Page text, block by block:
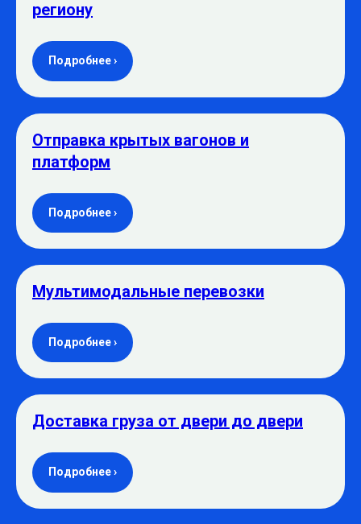
региону
Подробнее ›
Отправка крытых вагонов и
платформ
Подробнее ›
Мультимодальные перевозки
Подробнее ›
Доставка груза от двери до двери
Подробнее ›